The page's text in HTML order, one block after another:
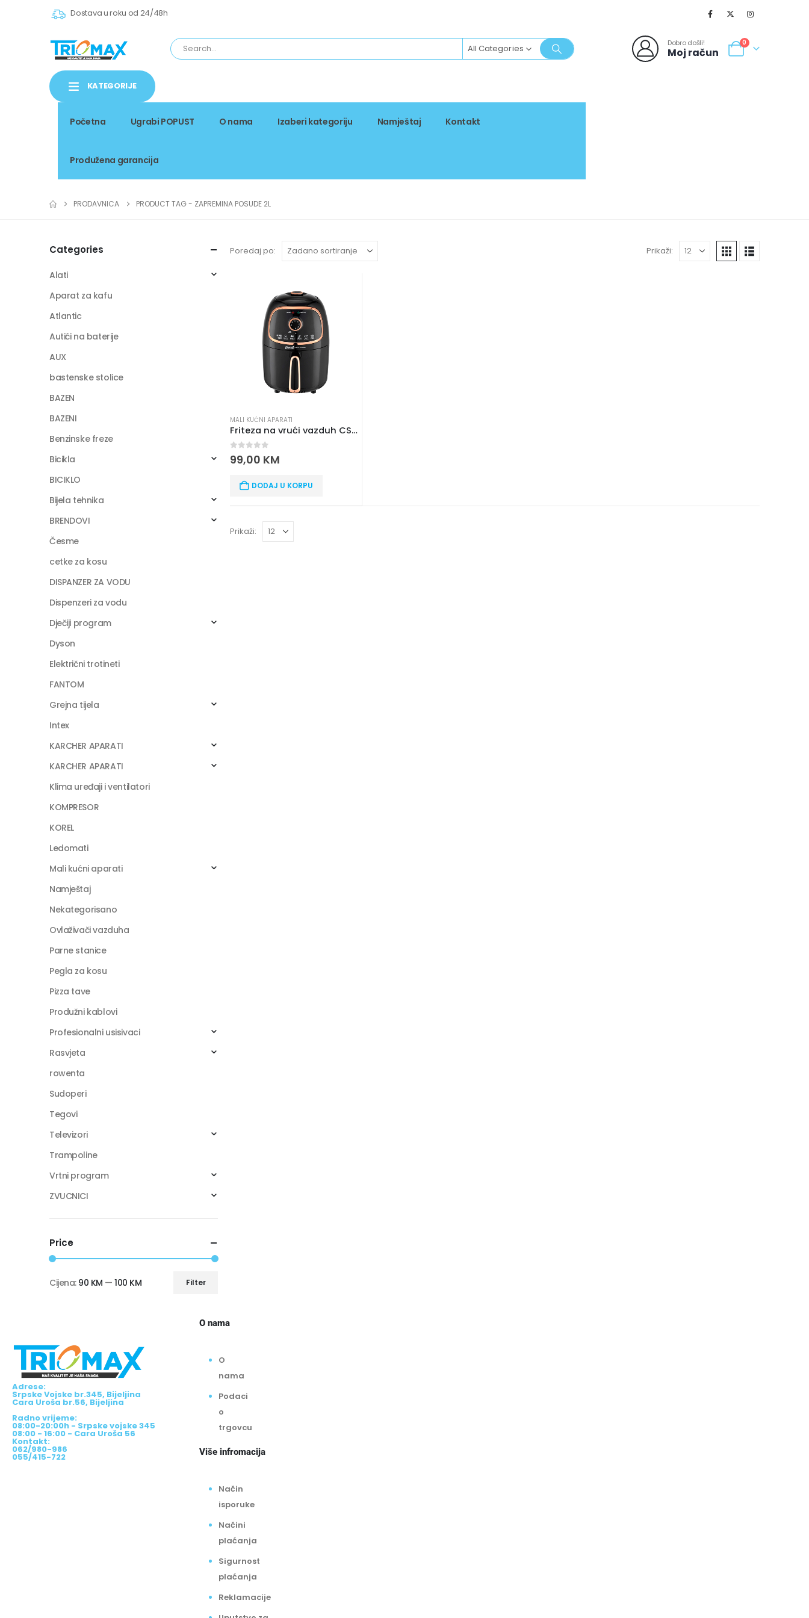
Dostava u roku od 24/48h
All Categories Dobro došli!
Moj račun
0
KATEGORIJE
Početna Ugrabi POPUST O nama Izaberi kategoriju Namještaj Kontakt
Produžena garancija
PRODAVNICA PRODUCT TAG - ZAPREMINA POSUDE 2L
Poredaj po: Prikaži:
MALI KUĆNI APARATI
Friteza na vrući vazduh CSS 5004
0 out of 5
99,00 KM
DODAJ U KORPU
Prikaži:
Categories
Alati
Aparat za kafu
Atlantic
Autići na baterije
AUX
bastenske stolice
BAZEN
BAZENI
Benzinske freze
Bicikla
BICIKLO
Bijela tehnika
BRENDOVI
Česme
cetke za kosu
DISPANZER ZA VODU
Dispenzeri za vodu
Dječiji program
Dyson
Električni trotineti
FANTOM
Grejna tijela
Intex
KARCHER APARATI
KARCHER APARATI
Klima uređaji i ventilatori
KOMPRESOR
KOREL
Ledomati
Mali kućni aparati
Namještaj
Nekategorisano
Ovlaživači vazduha
Parne stanice
Pegla za kosu
Pizza tave
Produžni kablovi
Profesionalni usisivaci
Rasvjeta
rowenta
Sudoperi
Tegovi
Televizori
Trampoline
Vrtni program
ZVUCNICI
Price
Filter
Cijena: 90 KM —100 KM
Adrese:
Srpske Vojske br.345, Bijeljina
Cara Uroša br.56, Bijeljina
Radno vrijeme:
08:00-20:00h - Srpske vojske 345
08:00 - 16:00 - Cara Uroša 56
Kontakt:
062/980-986
055/415-722
O nama
O
nama
Podaci
o
trgovcu
Više infromacija
Način
isporuke
Načini
plaćanja
Sigurnost
plaćanja
Reklamacije